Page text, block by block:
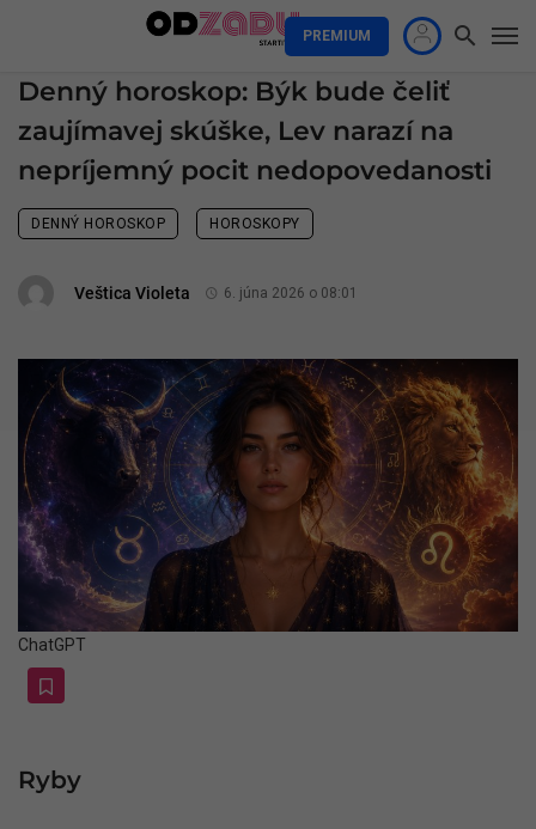
PREMIUM
Denný horoskop: Býk bude čeliť
zaujímavej skúške, Lev narazí na
nepríjemný pocit nedopovedanosti
DENNÝ HOROSKOP HOROSKOPY
Veštica Violeta 6. júna 2026 o 08:01
ChatGPT
Ryby